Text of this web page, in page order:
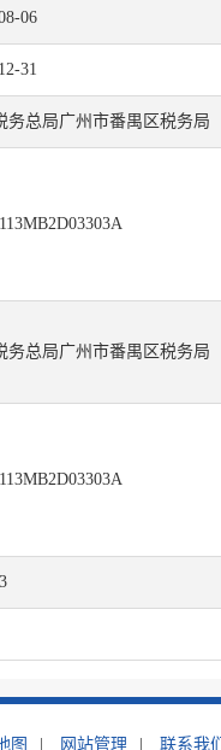
06
31
务总局广州市番禺区税务局
务总局广州市番禺区税务局
图 网站管理 联系我们